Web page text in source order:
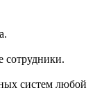
систем любой